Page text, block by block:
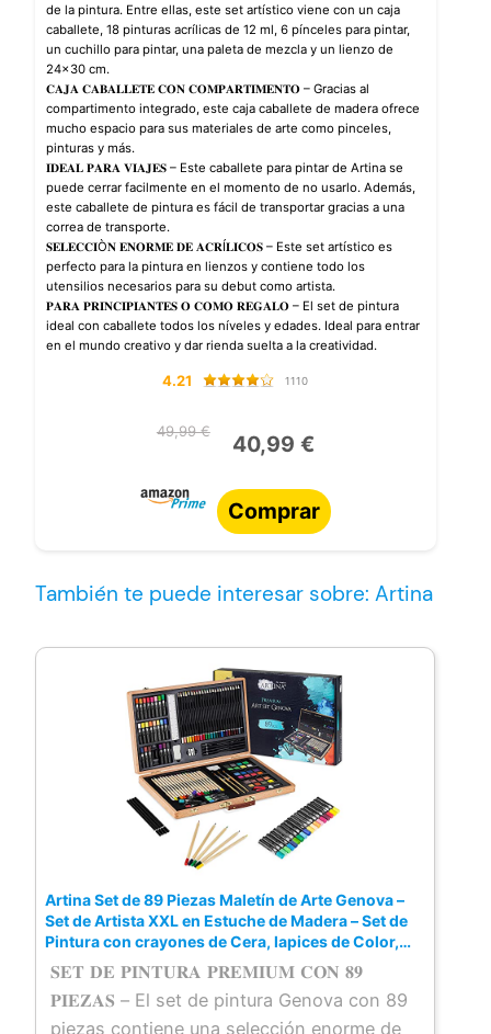
de la pintura. Entre ellas, este set artístico viene con un caja
caballete, 18 pinturas acrílicas de 12 ml, 6 pínceles para pintar,
un cuchillo para pintar, una paleta de mezcla y un lienzo de
24×30 cm.
𝐂𝐀𝐉𝐀 𝐂𝐀𝐁𝐀𝐋𝐋𝐄𝐓𝐄 𝐂𝐎𝐍 𝐂𝐎𝐌𝐏𝐀𝐑𝐓𝐈𝐌𝐄𝐍𝐓𝐎 – Gracias al
compartimento integrado, este caja caballete de madera ofrece
mucho espacio para sus materiales de arte como pinceles,
pinturas y más.
𝐈𝐃𝐄𝐀𝐋 𝐏𝐀𝐑𝐀 𝐕𝐈𝐀𝐉𝐄𝐒 – Este caballete para pintar de Artina se
puede cerrar facilmente en el momento de no usarlo. Además,
este caballete de pintura es fácil de transportar gracias a una
correa de transporte.
𝐒𝐄𝐋𝐄𝐂𝐂𝐈Ò𝐍 𝐄𝐍𝐎𝐑𝐌𝐄 𝐃𝐄 𝐀𝐂𝐑Í𝐋𝐈𝐂𝐎𝐒 – Este set artístico es
perfecto para la pintura en lienzos y contiene todo los
utensilios necesarios para su debut como artista.
𝐏𝐀𝐑𝐀 𝐏𝐑𝐈𝐍𝐂𝐈𝐏𝐈𝐀𝐍𝐓𝐄𝐒 𝐎 𝐂𝐎𝐌𝐎 𝐑𝐄𝐆𝐀𝐋𝐎 – El set de pintura
ideal con caballete todos los níveles y edades. Ideal para entrar
en el mundo creativo y dar rienda suelta a la creatividad.
4.21 1110
49,99 € 40,99 €
Comprar
También te puede interesar sobre: Artina
Artina Set de 89 Piezas Maletín de Arte Genova –
Set de Artista XXL en Estuche de Madera – Set de
Pintura con crayones de Cera, lapices de Color,
Acuarelas, Pinceles y más
𝐒𝐄𝐓 𝐃𝐄 𝐏𝐈𝐍𝐓𝐔𝐑𝐀 𝐏𝐑𝐄𝐌𝐈𝐔𝐌 𝐂𝐎𝐍 𝟖𝟗
𝐏𝐈𝐄𝐙𝐀𝐒 – El set de pintura Genova con 89
piezas contiene una selección enorme de